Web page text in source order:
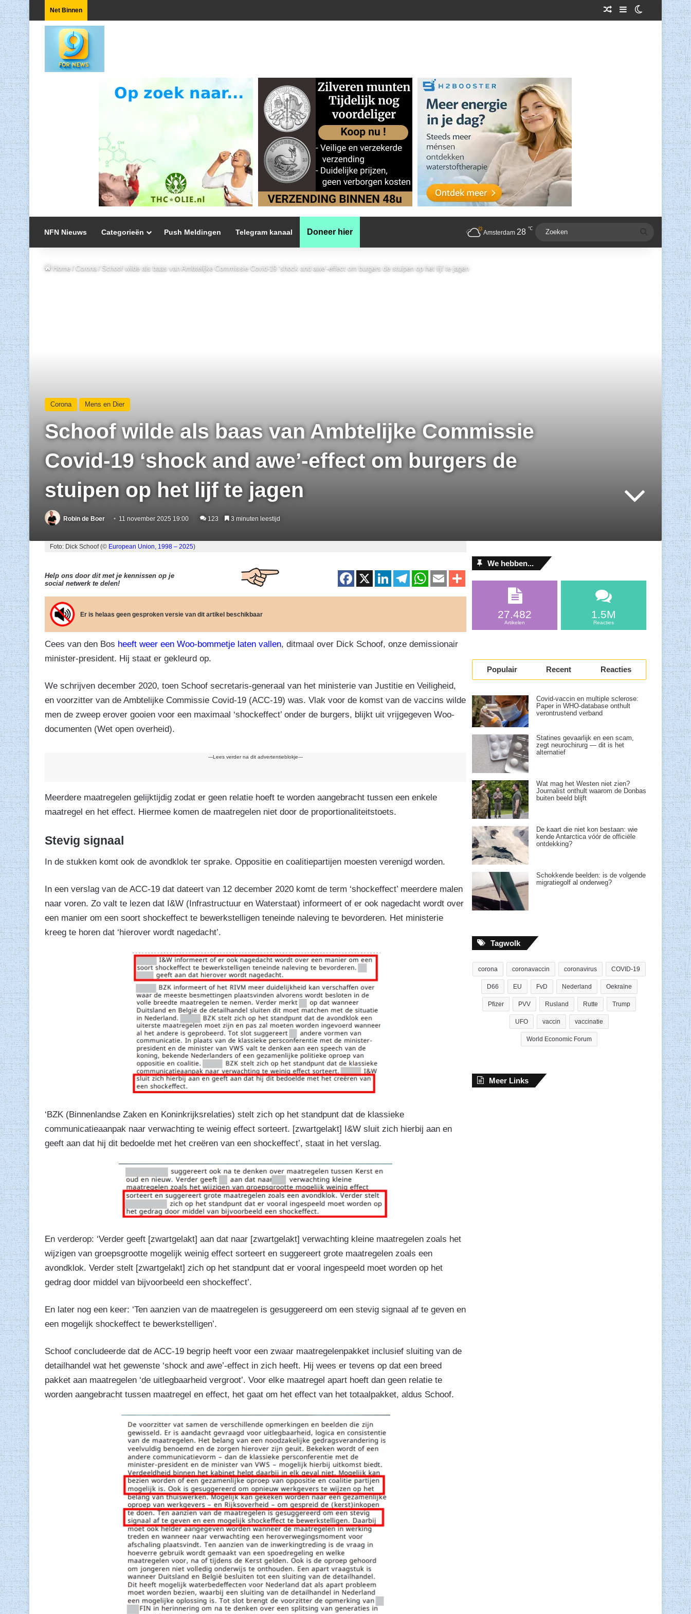
Net Binnen Willekeurig Artikel
SidebarSwitch skin
NFN Nieuws Categorieën Push Meldingen Telegram kanaal Doneer hier Amsterdam 28 ℃ Zoeken
Home / Corona / Schoof wilde als baas van Ambtelijke Commissie Covid-19 ‘shock and awe’-effect om burgers de stuipen op het lijf te jagen
Corona Mens en Dier
Schoof wilde als baas van Ambtelijke Commissie
Covid-19 ‘shock and awe’-effect om burgers de
stuipen op het lijf te jagen
Robin de Boer 11 november 2025 19:00 123 3 minuten leestijd
Foto: Dick Schoof (© European Union, 1998 – 2025)
Help ons door dit met je kennissen op je
social netwerk te delen!
F
a
e
b
k
X
Li
n
e
dI
T
el
gr
a
W
h
s
A
E
m
D
el
n
Er is helaas geen gesproken versie van dit artikel beschikbaar
Cees van den Bos heeft weer een Woo-bommetje laten vallen, ditmaal over Dick Schoof, onze demissionair
minister-president. Hij staat er gekleurd op.
We schrijven december 2020, toen Schoof secretaris-generaal van het ministerie van Justitie en Veiligheid,
en voorzitter van de Ambtelijke Commissie Covid-19 (ACC-19) was. Vlak voor de komst van de vaccins wilde
men de zweep erover gooien voor een maximaal ‘shockeffect’ onder de burgers, blijkt uit vrijgegeven Woo-
documenten (Wet open overheid).
---Lees verder na dit advertentieblokje---
Meerdere maatregelen gelijktijdig zodat er geen relatie hoeft te worden aangebracht tussen een enkele
maatregel en het effect. Hiermee komen de maatregelen niet door de proportionaliteitstoets.
Stevig signaal
In de stukken komt ook de avondklok ter sprake. Oppositie en coalitiepartijen moesten verenigd worden.
In een verslag van de ACC-19 dat dateert van 12 december 2020 komt de term ‘shockeffect’ meerdere malen
naar voren. Zo valt te lezen dat I&W (Infrastructuur en Waterstaat) informeert of er ook nagedacht wordt over
een manier om een soort shockeffect te bewerkstelligen teneinde naleving te bevorderen. Het ministerie
kreeg te horen dat ‘hierover wordt nagedacht’.
‘BZK (Binnenlandse Zaken en Koninkrijksrelaties) stelt zich op het standpunt dat de klassieke
communicatieaanpak naar verwachting te weinig effect sorteert. [zwartgelakt] I&W sluit zich hierbij aan en
geeft aan dat hij dit bedoelde met het creëren van een shockeffect’, staat in het verslag.
En verderop: ‘Verder geeft [zwartgelakt] aan dat naar [zwartgelakt] verwachting kleine maatregelen zoals het
wijzigen van groepsgrootte mogelijk weinig effect sorteert en suggereert grote maatregelen zoals een
avondklok. Verder stelt [zwartgelakt] zich op het standpunt dat er vooral ingespeeld moet worden op het
gedrag door middel van bijvoorbeeld een shockeffect’.
En later nog een keer: ‘Ten aanzien van de maatregelen is gesuggereerd om een stevig signaal af te geven en
een mogelijk shockeffect te bewerkstelligen’.
Schoof concludeerde dat de ACC-19 begrip heeft voor een zwaar maatregelenpakket inclusief sluiting van de
detailhandel wat het gewenste ‘shock and awe’-effect in zich heeft. Hij wees er tevens op dat een breed
pakket aan maatregelen ‘de uitlegbaarheid vergroot’. Voor elke maatregel apart hoeft dan geen relatie te
worden aangebracht tussen maatregel en effect, het gaat om het effect van het totaalpakket, aldus Schoof.
We hebben...
27.482
Artikelen
1.5M
Reacties
Populair Recent Reacties
Covid-vaccin en multiple sclerose:
Paper in WHO-database onthult
verontrustend verband
Statines gevaarlijk en een scam,
zegt neurochirurg — dit is het
alternatief
Wat mag het Westen niet zien?
Journalist onthult waarom de Donbas
buiten beeld blijft
De kaart die niet kon bestaan: wie
kende Antarctica vóór de officiële
ontdekking?
Schokkende beelden: is de volgende
migratiegolf al onderweg?
Tagwolk
corona coronavaccin coronavirus COVID-19
D66 EU FvD Nederland Oekraïne
Pfizer PVV Rusland Rutte Trump
UFO vaccin vaccinatie
World Economic Forum
Meer Links